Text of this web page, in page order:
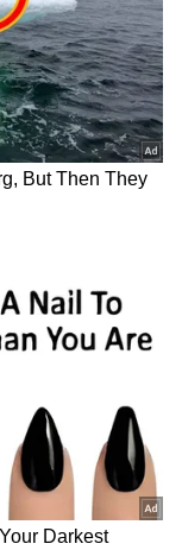
ಇದಕ್ಕಿಂತ
ಬೇಕಾ? ಮರಿಗಳನ್ನು
ಏರಿದ ಬೆಕ್ಕು;